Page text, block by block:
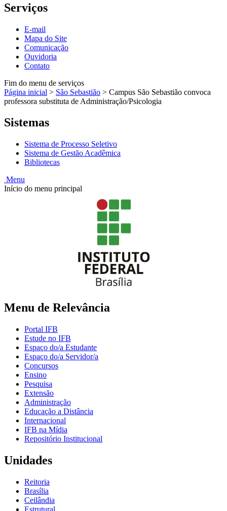
Serviços
E-mail
Mapa do Site
Comunicação
Ouvidoria
Contato
Fim do menu de serviços
Página inicial > São Sebastião > Campus São Sebastião convoca
professora substituta de Administração/Psicologia
Sistemas
Sistema de Processo Seletivo
Sistema de Gestão Acadêmica
Bibliotecas
Menu
Início do menu principal
Menu de Relevância
Portal IFB
Estude no IFB
Espaço do/a Estudante
Espaço do/a Servidor/a
Concursos
Ensino
Pesquisa
Extensão
Administração
Educação a Distância
Internacional
IFB na Mídia
Repositório Institucional
Unidades
Reitoria
Brasília
Ceilândia
Estrutural